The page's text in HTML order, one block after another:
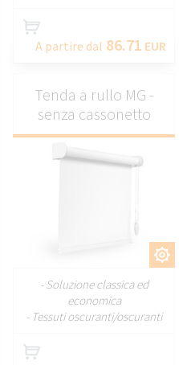
A partire dal 86.71 EUR
Tenda a rullo MG -
senza cassonetto
- Soluzione classica ed
economica
- Tessuti oscuranti/oscuranti